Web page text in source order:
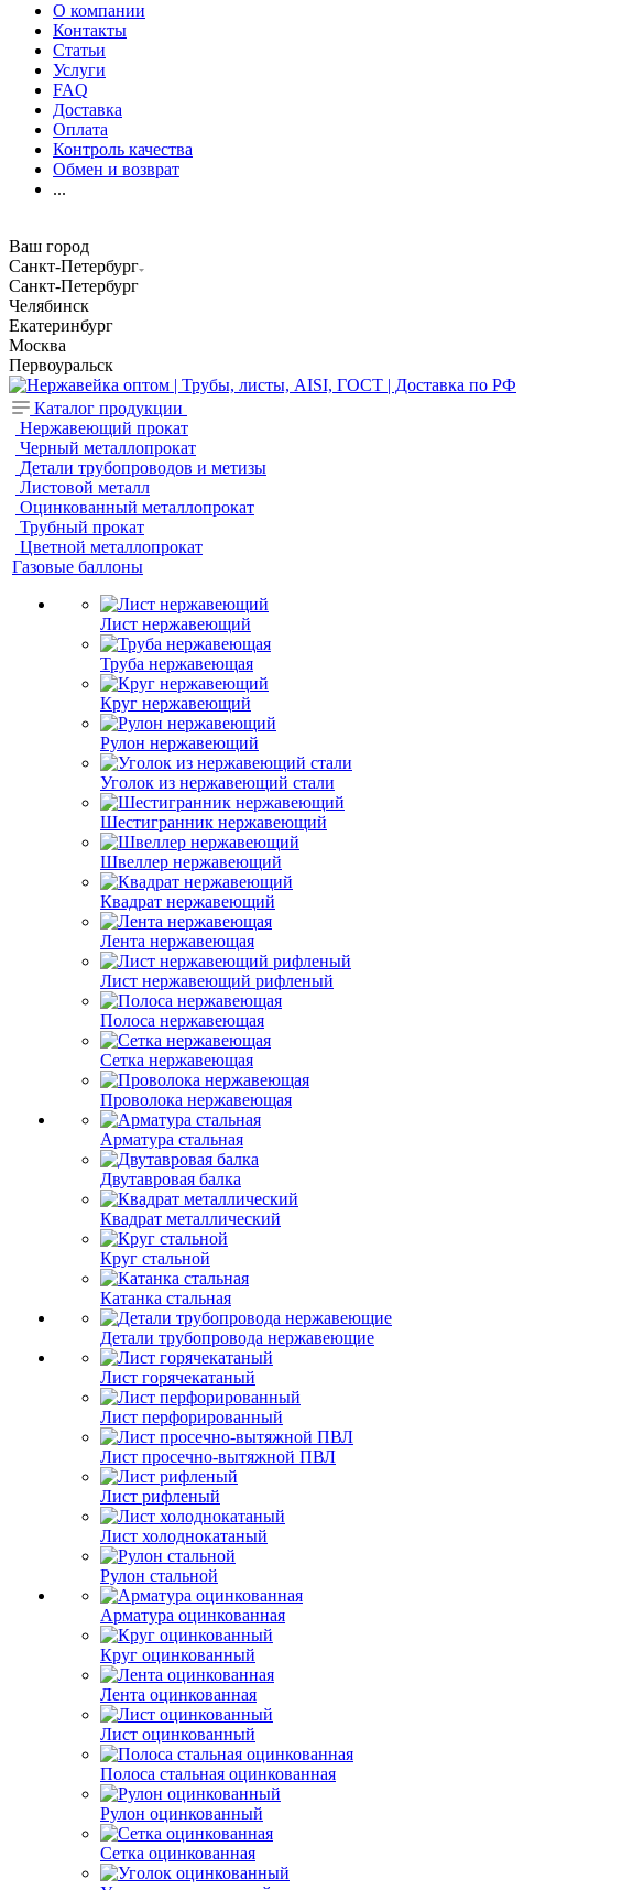
О компании
Контакты
Статьи
Услуги
FAQ
Доставка
Оплата
Контроль качества
Обмен и возврат
...
Ваш город
Санкт-Петербург
Санкт-Петербург
Челябинск
Екатеринбург
Москва
Первоуральск
Каталог продукции
Нержавеющий прокат
Черный металлопрокат
Детали трубопроводов и метизы
Листовой металл
Оцинкованный металлопрокат
Трубный прокат
Цветной металлопрокат
Газовые баллоны
Лист нержавеющий
Труба нержавеющая
Круг нержавеющий
Рулон нержавеющий
Уголок из нержавеющий стали
Шестигранник нержавеющий
Швеллер нержавеющий
Квадрат нержавеющий
Лента нержавеющая
Лист нержавеющий рифленый
Полоса нержавеющая
Сетка нержавеющая
Проволока нержавеющая
Арматура стальная
Двутавровая балка
Квадрат металлический
Круг стальной
Катанка стальная
Детали трубопровода нержавеющие
Лист горячекатаный
Лист перфорированный
Лист просечно-вытяжной ПВЛ
Лист рифленый
Лист холоднокатаный
Рулон стальной
Арматура оцинкованная
Круг оцинкованный
Лента оцинкованная
Лист оцинкованный
Полоса стальная оцинкованная
Рулон оцинкованный
Сетка оцинкованная